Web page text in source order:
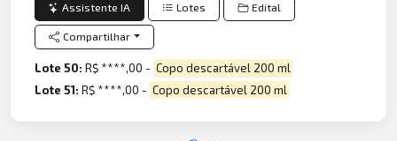
Assistente IA Lotes Edital
Compartilhar
Lote 50:R$ ****,00 - Copo descartável 200 ml
Lote 51:R$ ****,00 - Copo descartável 200 ml